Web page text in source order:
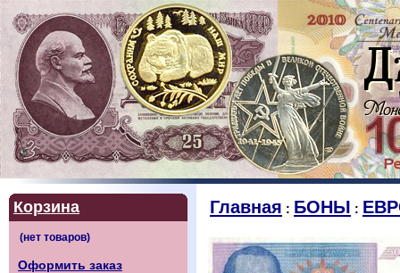
Корзина
Оформить заказ
Главная : БОНЫ :